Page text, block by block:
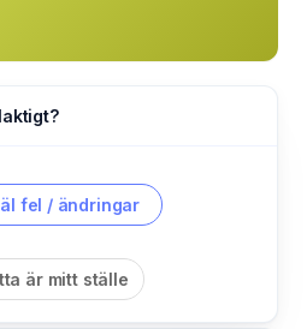
fel / ändringar
är mitt ställe